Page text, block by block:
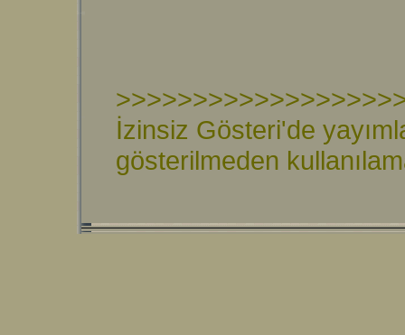
İzinsiz Gösteri'de
gösterilmeden